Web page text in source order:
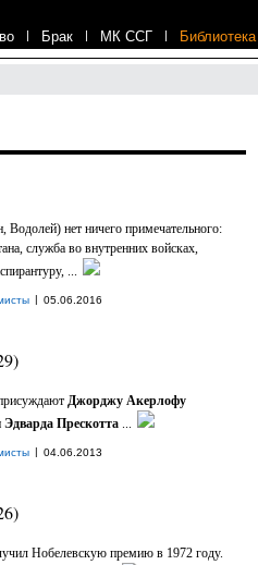
| Брак | МК ССГ | Библиотека
нет ничего примечательного:
служба во внутренних войсках,
...
| 05.06.2016
Джорджу Акерлофу
Эдварда Прескотта ...
| 04.06.2013
Нобелевскую премию в 1972 году.